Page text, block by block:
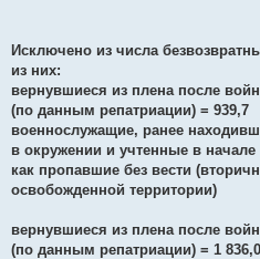
Исключено из числа
из них:
вернувшиеся из плена после
(по данным репатриации) = 939,7
военнослужащие, ранее
в окружении и учтенные в
как пропавшие без вести
освобожденной территории)
вернувшиеся из плена после
(по данным репатриации) = 1 836,0